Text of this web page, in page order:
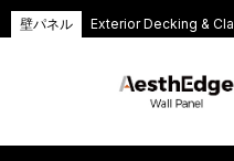
壁パネル Exterior Decking &